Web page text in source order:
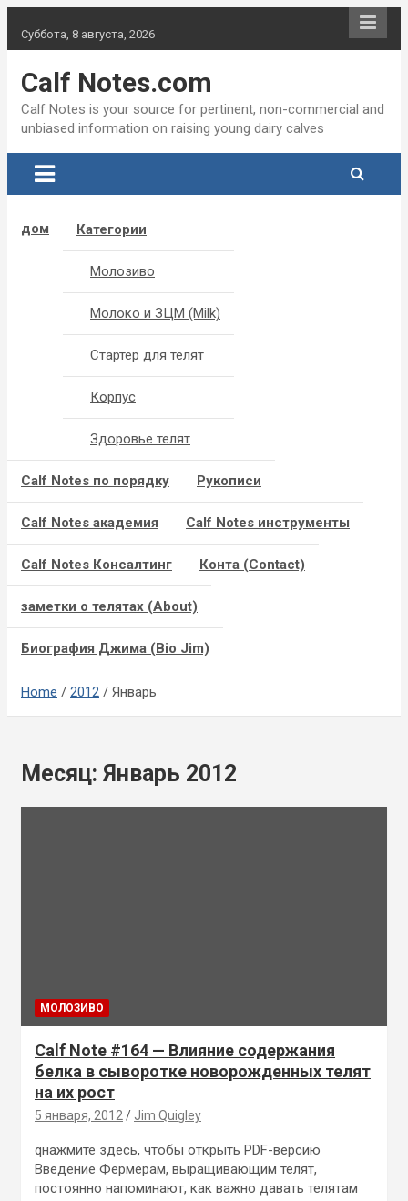
content
Суббота, 8 августа, 2026
Calf Notes.com
Calf Notes is your source for pertinent, non-commercial and
unbiased information on raising young dairy calves
дом Категории
Mолозиво
Молоко и ЗЦМ (Milk)
Стартер для телят
Корпус
Здоровье телят
Calf Notes по порядку Рукописи
Calf Notes академия Calf Notes инструменты
Calf Notes Консалтинг Конта (Contact)
заметки о телятах (About)
Биография Джима (Bio Jim)
Home 2012 Январь
Месяц: Январь 2012
MОЛОЗИВО
Calf Note #164 — Влияние содержания
белка в сыворотке новорожденных телят
на их рост
5 января, 2012 Jim Quigley
qнажмите здесь, чтобы открыть PDF-версию
Введение Фермерам, выращивающим телят,
постоянно напоминают, как важно давать телятам